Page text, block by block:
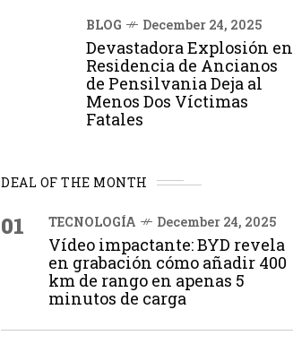
BLOG December 24, 2025
Devastadora Explosión en
Residencia de Ancianos
de Pensilvania Deja al
Menos Dos Víctimas
Fatales
DEAL OF THE MONTH
01 TECNOLOGÍA December 24, 2025
Vídeo impactante: BYD revela
en grabación cómo añadir 400
km de rango en apenas 5
minutos de carga